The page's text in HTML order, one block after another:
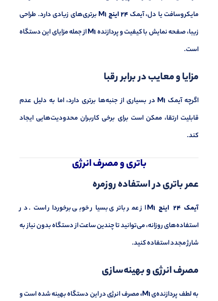
مایکروسافت یا دل، آیمک24 اینچ M1
برتری‌های زیادی دارد. طراحی
زیبا، صفحه نمایش با کیفیت و پردازندهM1از جمله مزایای این دستگاه
است.
مزایا و معایب در برابر رقبا
اگرچه آیمک M1 در بسیاری از جنبه‌ها برتری دارد، اما به دلیل عدم
قابلیت ارتقا، ممکن است برای برخی کاربران محدودیت‌هایی ایجاد
کند.
باتری و مصرف انرژی
عمر باتری در استفاده روزمره
آیمک 24 اینچ M1
از عمر باتری بسیار خوبی برخوردار است. در
استفاده‌های روزانه، می‌توانید تا چندین ساعت از دستگاه بدون نیاز به
شارژ مجدد استفاده کنید.
مصرف انرژی و بهینه‌سازی
به لطف پردازنده‌یM1، مصرف انرژی در این دستگاه بهینه شده است و